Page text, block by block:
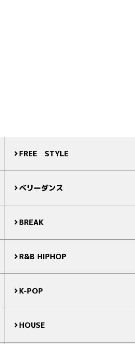
FREE STYLE
ベリーダンス
BREAK
R&B HIPHOP
K-POP
HOUSE